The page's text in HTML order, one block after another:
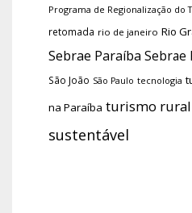
Programa de Regionalização do
retomada rio de janeiro Rio
Sebrae Paraíba Sebrae
São João São Paulo tecnologia
na Paraíba turismo rural
sustentável